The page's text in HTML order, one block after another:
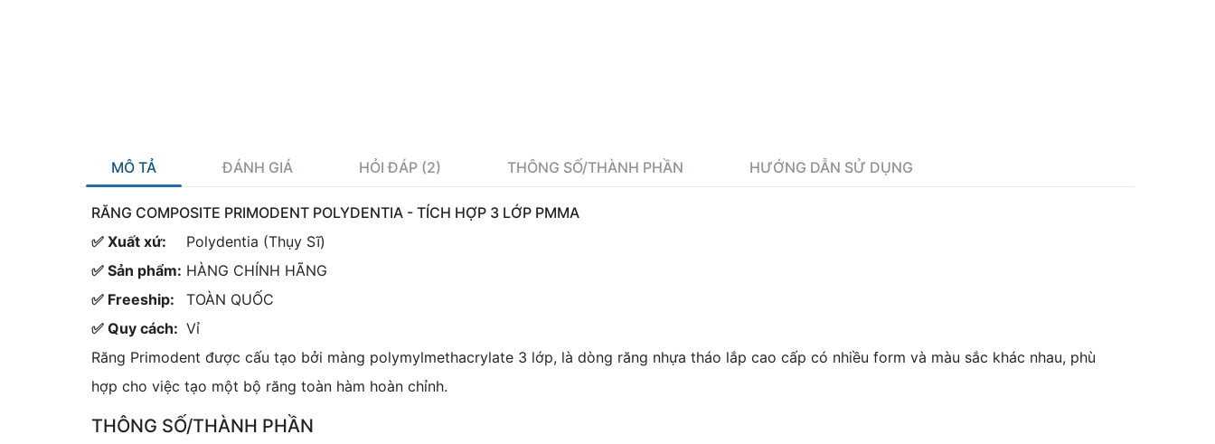
MÔ TẢ ĐÁNH GIÁ HỎI ĐÁP (2) THÔNG SỐ/THÀNH PHẦN HƯỚNG DẪN SỬ DỤNG
RĂNG COMPOSITE PRIMODENT POLYDENTIA - TÍCH HỢP 3 LỚP PMMA
✅ Xuất xứ:
Polydentia (Thụy Sĩ)
✅ Sản phẩm: HÀNG CHÍNH HÃNG
✅ Freeship:
TOÀN QUỐC
✅ Quy cách: Vỉ
Răng Primodent được cấu tạo bởi màng polymylmethacrylate 3 lớp, là dòng răng nhựa tháo lắp cao cấp có nhiều form và màu sắc khác nhau, phù
hợp cho việc tạo một bộ răng toàn hàm hoàn chỉnh.
THÔNG SỐ/THÀNH PHẦN